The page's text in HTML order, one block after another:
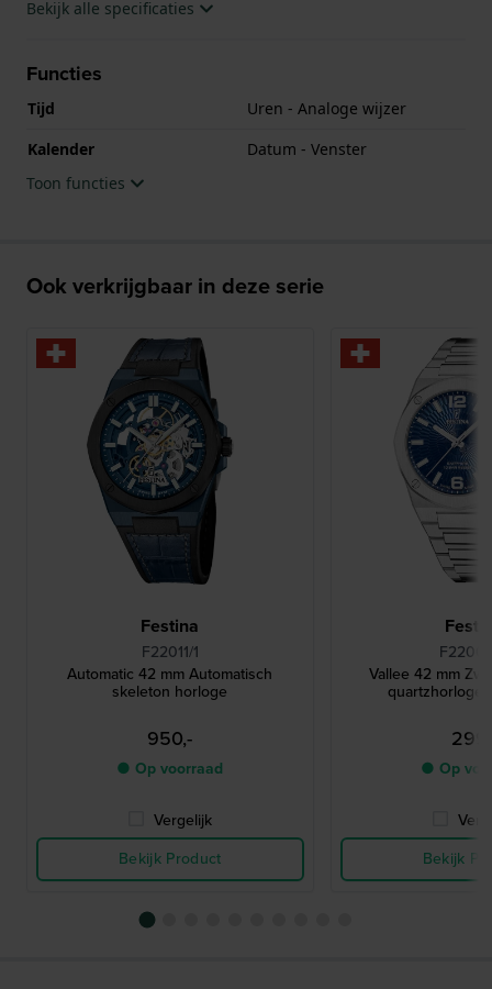
Bekijk alle specificaties
Functies
Tijd
Uren - Analoge wijzer
Kalender
Datum - Venster
Toon functies
Ook verkrijgbaar in deze serie
Festina
F22011/1
Automatic 42 mm Automatisch
skeleton horloge
950,-
● Op voorraad
Vergelijk
Bekijk Product
Vallee 42 mm
quartzhorloge
● Op
Bekijk